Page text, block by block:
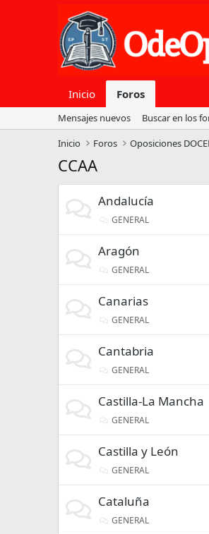
Inicio Foros
Mensajes nuevos
Buscar en los
Inicio
Foros Oposiciones
CCAA
Andalucía
GENERAL
Aragón
GENERAL
Canarias
GENERAL
Cantabria
GENERAL
Castilla-La Mancha
GENERAL
Castilla y León
GENERAL
Cataluña
GENERAL